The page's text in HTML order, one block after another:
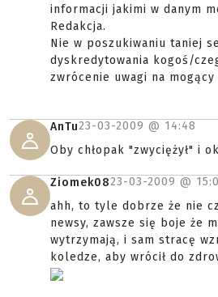
informacji jakimi w danym
Redakcja.
Nie w poszukiwaniu taniej
dyskredytowania kogoś/
zwrócenie uwagi na
AnTu23-03-2009 @ 14:48
Oby chłopak "zwyciężył" i
Ziomek0823-03-2009 @
ahh, to tyle dobrze że nie
newsy, zawsze się boje że
wytrzymają, i sam stracę
koledze, aby wrócił do